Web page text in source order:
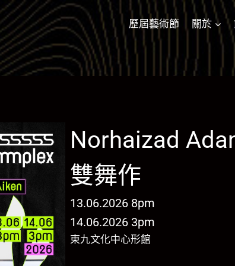
歷屆藝術節 關於
Norhaizad
雙舞作
13.06.2026 8pm
14.06.2026 3pm
東九文化中心形館